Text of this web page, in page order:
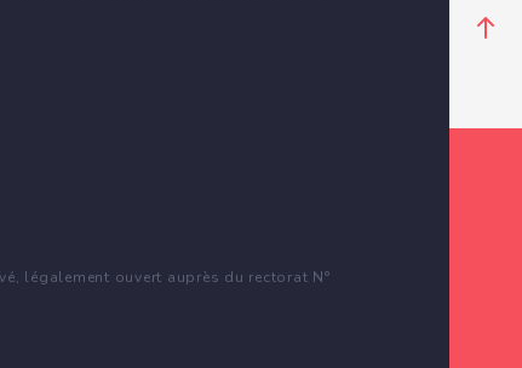
légalement ouvert auprès du rectorat N°